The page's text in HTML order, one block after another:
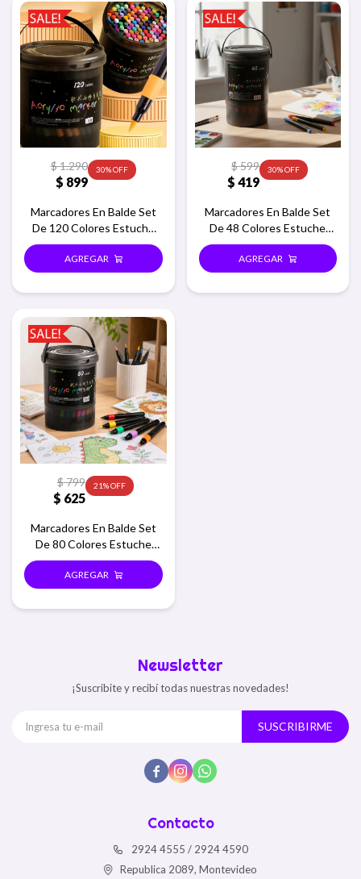
$ 899
$1.290 30
Marcadores En Balde Set
De 120 Colores Estuche
Redondo
$ 419
$599 30
Marcadores En Balde Set
De 48 Colores Estuche
Redondo
$ 625
$799 21
Marcadores En Balde Set
De 80 Colores Estuche
Redondo
Contacto
2924 4555 / 2924 4590
Republica 2089, Montevideo
Newsletter
¡Suscribite y recibí todas nuestras novedades!
SUSCRIBIRME
  